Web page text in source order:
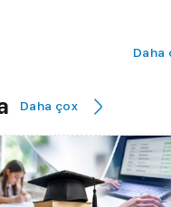
- 9-cu sinif
2026, 16:17
ikili diplom proqramı
100 faiz doldu
Daha
Daha çox